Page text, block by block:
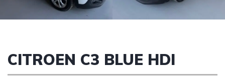
CITROEN C3 BLUE HDI